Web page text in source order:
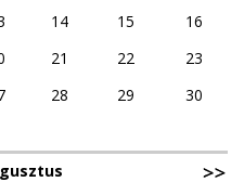
14 15
16
21 22
23
28 29
30